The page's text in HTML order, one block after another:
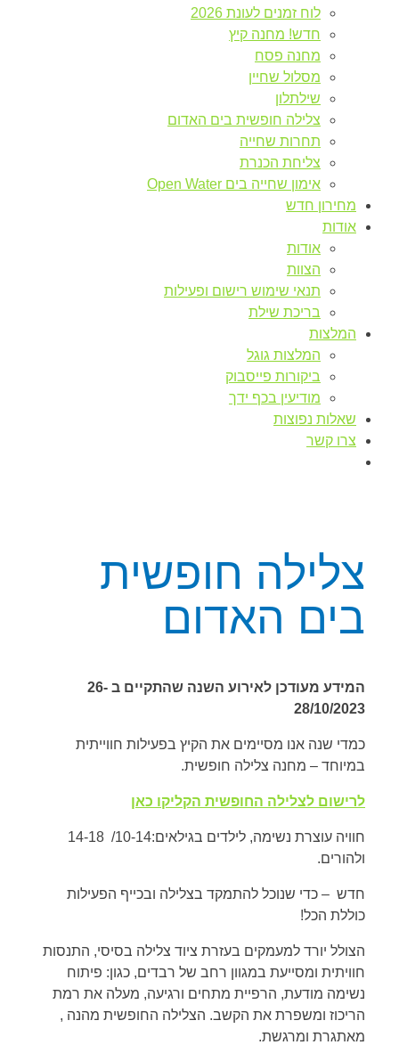
לוח זמנים לעונת 2026
חדש! מחנה קיץ
מחנה פסח
מסלול שחיין
שילתלון
צלילה חופשית בים האדום
תחרות שחייה
צליחת הכנרת
אימון שחייה בים Open Water
מחירון חדש
אודות
אודות
הצוות
תנאי שימוש רישום ופעילות
בריכת שילת
המלצות
המלצות גוגל
ביקורות פייסבוק
מודיעין בכף ידך
שאלות נפוצות
צרו קשר
צלילה חופשית
בים האדום
המידע מעודכן לאירוע השנה שהתקיים ב 26-
28/10/2023
כמדי שנה אנו מסיימים את הקיץ בפעילות חווייתית
במיוחד – מחנה צלילה חופשית.
לרישום לצלילה החופשית הקליקו כאן
חוויה עוצרת נשימה, לילדים בגילאים:10-14/ 14-18
ולהורים.
חדש – כדי שנוכל להתמקד בצלילה ובכייף הפעילות
כוללת הכל!
הצולל יורד למעמקים בעזרת ציוד צלילה בסיסי, התנסות
חוויתית ומסייעת במגוון רחב של רבדים, כגון: פיתוח
נשימה מודעת, הרפיית מתחים ורגיעה, מעלה את רמת
הריכוז ומשפרת את הקשב. הצלילה החופשית מהנה ,
מאתגרת ומרגשת.